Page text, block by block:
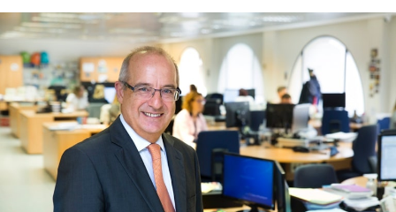
l
a
d
e
c
a
t
e
o
A
n
o
r
d